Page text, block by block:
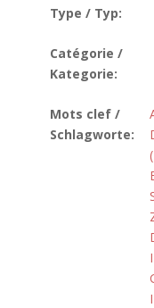
Type / Typ:
Catégorie /
Kategorie:
Mots clef /
Schlagworte: